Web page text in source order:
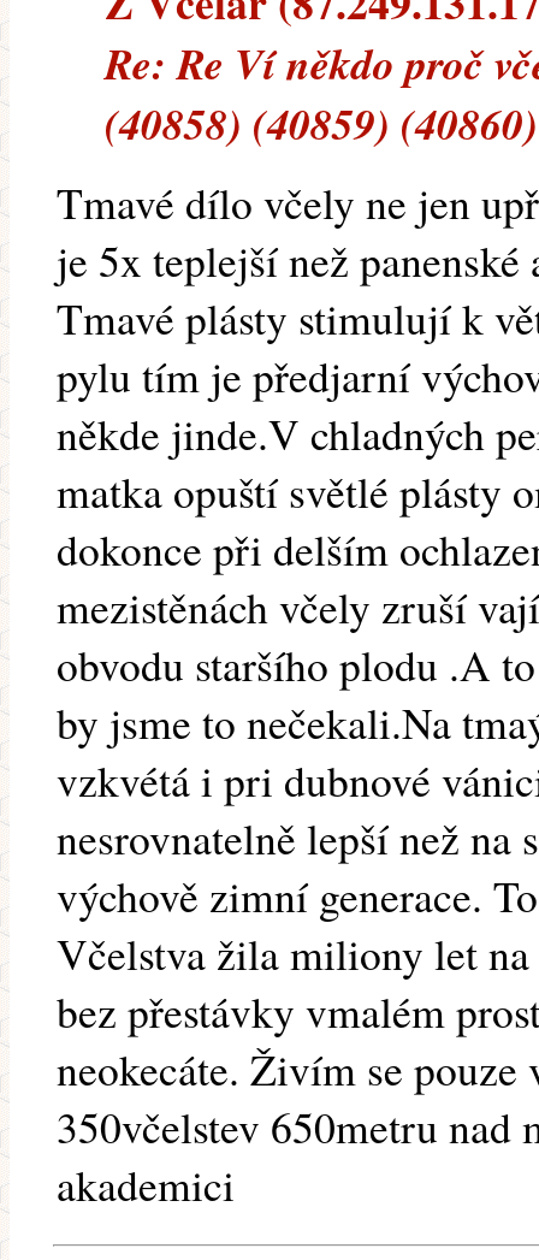
Re: Re Ví někdo proč
(40858) (40859)
Tmavé dílo včely ne jen
je 5x teplejší než
Tmavé plásty stimulují k
pylu tím je předjarní
někde jinde.V chladných
matka opuští světlé plásty
dokonce při delším
mezistěnách včely zruší
obvodu staršího plodu .A
by jsme to nečekali.Na
vzkvétá i pri dubnové
nesrovnatelně lepší než
výchově zimní generace.
Včelstva žila miliony let
bez přestávky vmalém
neokecáte. Živím se pouze
350včelstev 650metru nad
akademici